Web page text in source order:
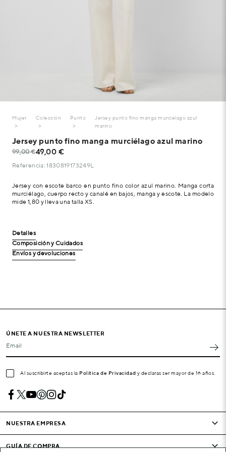
Mujer Colección Punto
Jersey punto fino manga murciélago azul
marino
Jersey punto fino manga murciélago azul marino
99,00 €49,00 €
Referencia: 1830819173249L
Jersey con escote barco en punto fino color azul marino. Manga corta
murciélago, cuerpo recto y canalé en bajos, manga y escote. La modelo
mide 1,80 y lleva una talla XS.
Detalles
Composición y Cuidados
Envíos y devoluciones
ÚNETE A NUESTRA NEWSLETTER
Email
Al suscribirte aceptas la Política de Privacidad y declaras ser mayor de 16 años.
NUESTRA EMPRESA
GUÍA DE COMPRA